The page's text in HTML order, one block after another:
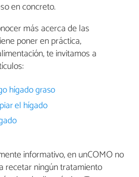
en concreto.
más acerca de las
poner en práctica,
te invitamos a
hígado graso
el hígado
informativo, en unCOMO no
recetar ningún tratamiento